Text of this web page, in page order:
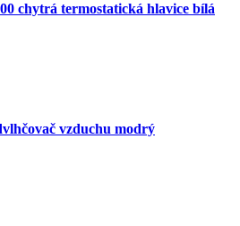
chytrá termostatická hlavice bílá
vzduchu modrý